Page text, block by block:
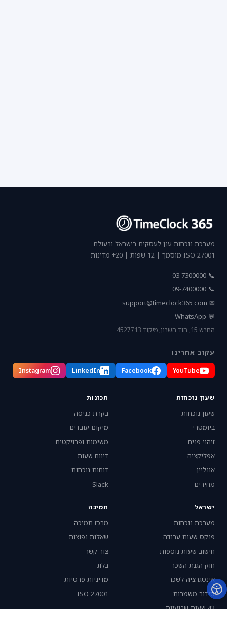
מערכת נוכחות ענן לעסקים בישראל ובעולם.
ISO 27001 מוסמך | 12 שפות | 20+ מדינות
📞 03-7300000
📞 09-7400000
✉
support@timeclock365.com
💬 WhatsApp
החרש 15, הוד השרון, מיקוד 4527713
עקוב אחרינו
YouTube
Facebook
LinkedIn
Instagram
שעון נוכחות
שעון נוכחות
ביומטרי
זיהוי פנים
אפליקציה
אונליין
מחירים
תכונות
בקרת כניסה
מיקום עובדים
משימות ופרויקטים
דיווח שעות
דוחות נוכחות
Slack
ישראל
מערכת נוכחות
פנקס שעות עבודה
חישוב שעות נוספות
חוק הגנת השכר
אינטגרציה לשכר
סידור משמרות
42 שעות שבועיות
תמיכה
מרכז תמיכה
שאלות נפוצות
צור קשר
בלוג
מדיניות פרטיות
ISO 27001